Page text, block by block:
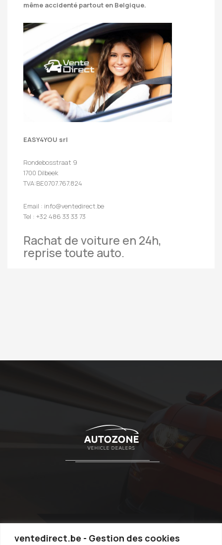
ventedirect.be - Gestion des cookies
même accidenté partout en Belgique.
EASY4YOU srl
Rondebosstraat 9
1700 Dilbeek
TVA:BE0707.767.824
Email : info@ventedirect.be
Tel : +32 486 33 33 73
Rachat de voiture en 24h,
reprise toute auto.